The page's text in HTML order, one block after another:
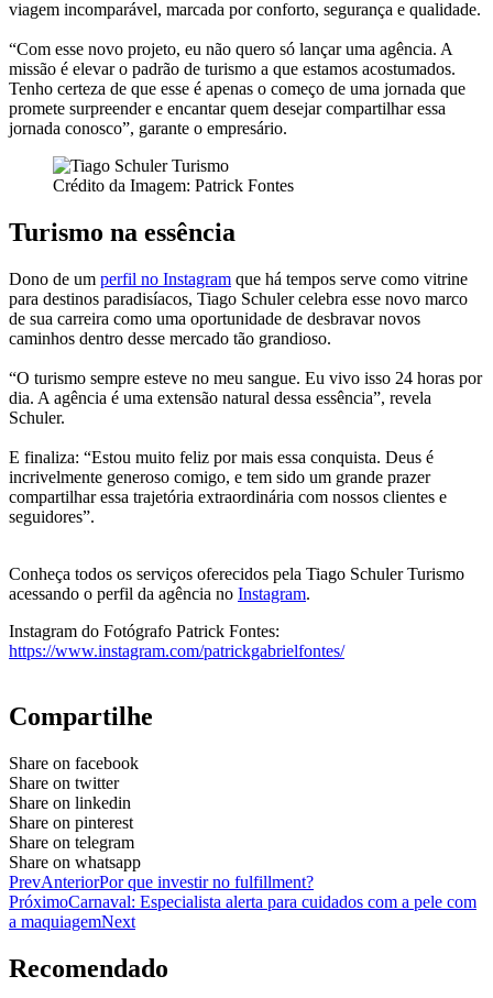
viagem incomparável, marcada por conforto, segurança e qualidade.
“Com esse novo projeto, eu não quero só lançar uma agência. A
missão é elevar o padrão de turismo a que estamos acostumados.
Tenho certeza de que esse é apenas o começo de uma jornada que
promete surpreender e encantar quem desejar compartilhar essa
jornada conosco”, garante o empresário.
Crédito da Imagem: Patrick Fontes
Turismo na essência
Dono de um perfil no Instagram que há tempos serve como vitrine
para destinos paradisíacos, Tiago Schuler celebra esse novo marco
de sua carreira como uma oportunidade de desbravar novos
caminhos dentro desse mercado tão grandioso.
“O turismo sempre esteve no meu sangue. Eu vivo isso 24 horas por
dia. A agência é uma extensão natural dessa essência”, revela
Schuler.
E finaliza: “Estou muito feliz por mais essa conquista. Deus é
incrivelmente generoso comigo, e tem sido um grande prazer
compartilhar essa trajetória extraordinária com nossos clientes e
seguidores”.
Conheça todos os serviços oferecidos pela Tiago Schuler Turismo
acessando o perfil da agência no Instagram.
Instagram do Fotógrafo Patrick Fontes:
https://www.instagram.com/patrickgabrielfontes/
Compartilhe
Share on facebook
Share on twitter
Share on linkedin
Share on pinterest
Share on telegram
Share on whatsapp
PrevAnteriorPor que investir no fulfillment?
PróximoCarnaval: Especialista alerta para cuidados com a pele com
a maquiagemNext
Recomendado